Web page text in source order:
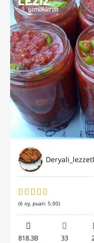
(6 oy, puan: 5.00)
818.3B 33